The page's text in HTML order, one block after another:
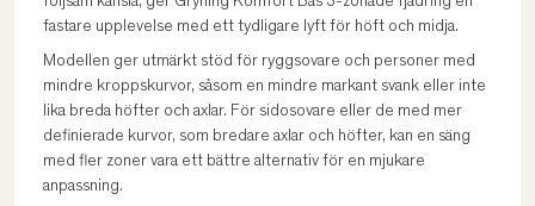
fastare upplevelse med ett tydligare lyft för höft och midja.
Modellen ger utmärkt stöd för ryggsovare och personer med
mindre kroppskurvor, såsom en mindre markant svank eller inte
lika breda höfter och axlar. För sidosovare eller de med mer
definierade kurvor, som bredare axlar och höfter, kan en säng
med fler zoner vara ett bättre alternativ för en mjukare
anpassning.